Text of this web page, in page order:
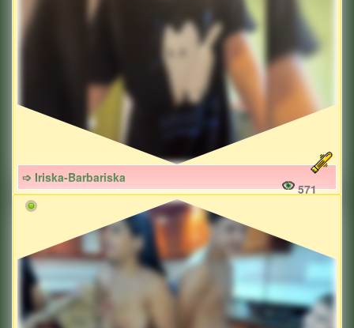
➩ Iriska-Barbariska
571